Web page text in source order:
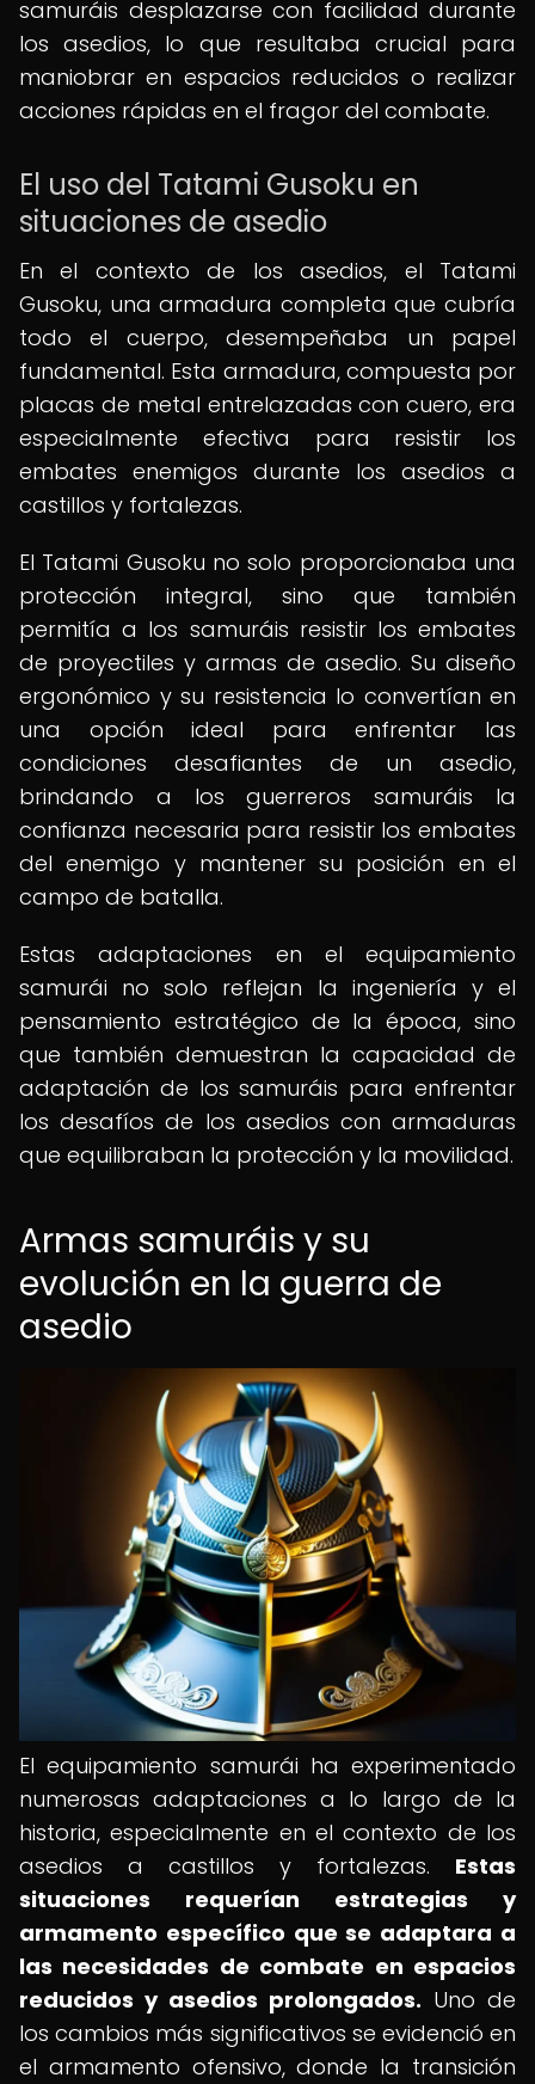
samuráis desplazarse con facilidad durante
los asedios, lo que resultaba crucial para
maniobrar en espacios reducidos o realizar
acciones rápidas en el fragor del combate.
El uso del Tatami Gusoku en
situaciones de asedio
En el contexto de los asedios, el Tatami
Gusoku, una armadura completa que cubría
todo el cuerpo, desempeñaba un papel
fundamental. Esta armadura, compuesta por
placas de metal entrelazadas con cuero, era
especialmente efectiva para resistir los
embates enemigos durante los asedios a
castillos y fortalezas.
El Tatami Gusoku no solo proporcionaba una
protección integral, sino que también
permitía a los samuráis resistir los embates
de proyectiles y armas de asedio. Su diseño
ergonómico y su resistencia lo convertían en
una opción ideal para enfrentar las
condiciones desafiantes de un asedio,
brindando a los guerreros samuráis la
confianza necesaria para resistir los embates
del enemigo y mantener su posición en el
campo de batalla.
Estas adaptaciones en el equipamiento
samurái no solo reflejan la ingeniería y el
pensamiento estratégico de la época, sino
que también demuestran la capacidad de
adaptación de los samuráis para enfrentar
los desafíos de los asedios con armaduras
que equilibraban la protección y la movilidad.
Armas samuráis y su
evolución en la guerra de
asedio
El equipamiento samurái ha experimentado
numerosas adaptaciones a lo largo de la
historia, especialmente en el contexto de los
asedios a castillos y fortalezas. Estas
situaciones requerían estrategias y
armamento específico que se adaptara a
las necesidades de combate en espacios
reducidos y asedios prolongados. Uno de
los cambios más significativos se evidenció en
el armamento ofensivo, donde la transición